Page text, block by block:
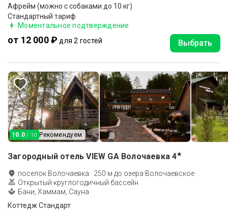
Афрейм (можно с собаками до 10 кг)
Стандартный тариф
Моментальное подтверждение
от 12 000 ₽ для 2 гостей Выбрать
10.0 / 10 Рекомендуем
Загородный отель VIEW GA Волочаевка 4★
поселок Волочаевка · 250 м до озера Волочаевское
Открытый круглогодичный бассейн
Бани, Хаммам, Сауна
Коттедж Стандарт